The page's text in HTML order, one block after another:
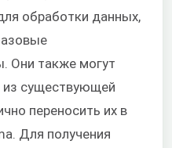
обработки данных,
Они также могут
из существующей
переносить их в
Для получения